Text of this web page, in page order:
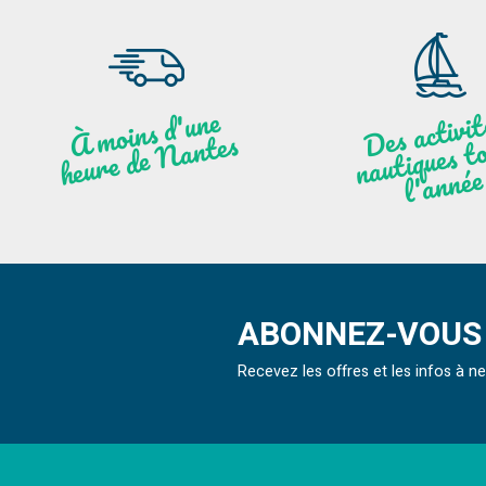
À
moi
ns
d'u
ne
heu
re
de
N
a
ntes quesnée
ABONNEZ-
Recevez les offres et les infos à